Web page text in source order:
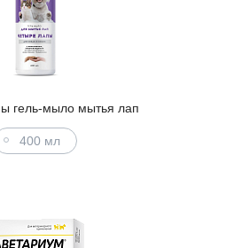
гель-мыло мытья лап
400 мл